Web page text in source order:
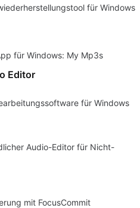
für Windows
für Windows: My Mp3s
Editor
für Windows
Audio-Editor für Nicht-
mit FocusCommit